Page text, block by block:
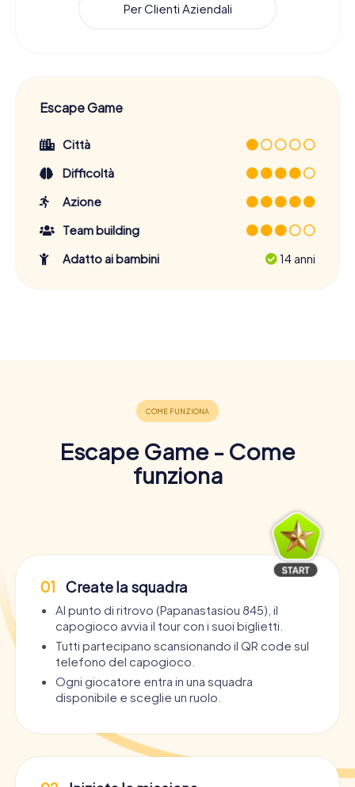
Per Clienti Aziendali
Escape Game
Città
Difficoltà
Azione
Team building
Adatto ai bambini
14 anni
Escape Game - Come
funziona
01 Create la squadra
Al punto di ritrovo (Papanastasiou 845), il
capogioco avvia il tour con i suoi biglietti.
Tutti partecipano scansionando il QR code sul
telefono del capogioco.
Ogni giocatore entra in una squadra
disponibile e sceglie un ruolo.